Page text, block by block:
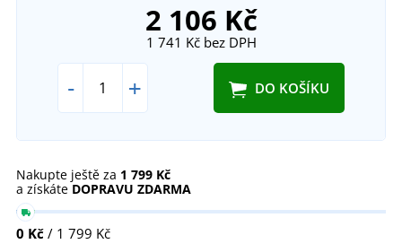
2 106 Kč
1 741 Kčbez DPH
- + DO KOŠÍKU
Nakupte ještě za 1 799 Kč
a získáte DOPRAVU ZDARMA
0 Kč / 1 799 Kč